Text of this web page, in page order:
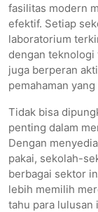
fasilitas modern
efektif. Setiap
laboratorium
dengan teknologi
juga berperan
pemahaman
Tidak bisa
penting dalam
Dengan
pakai, sekolah-
berbagai sektor
lebih memilih
tahu para lulusan